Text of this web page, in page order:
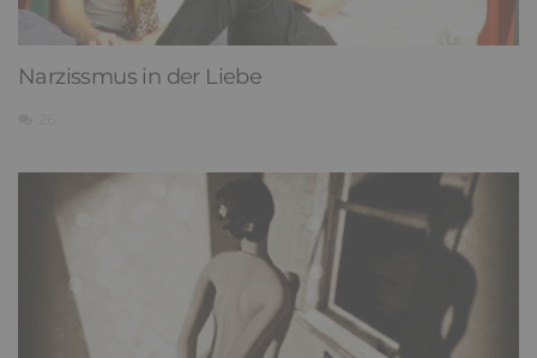
Narzissmus in der Liebe